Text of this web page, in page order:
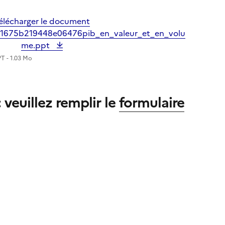
le document
me.ppt
- 1.03 Mo
remplir leformulaire